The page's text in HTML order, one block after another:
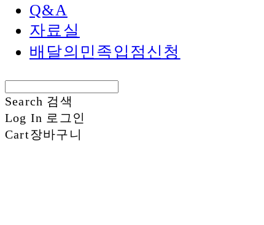
Q&A
자료실
배달의민족입점신청
Search 검색
Log In 로그인
Cart장바구니